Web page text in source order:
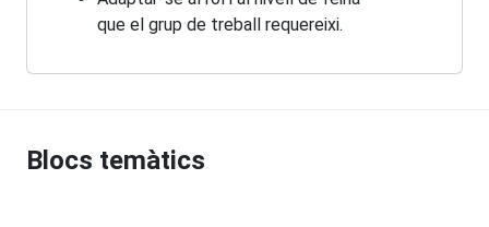
que el grup de treball requereixi.
Blocs temàtics